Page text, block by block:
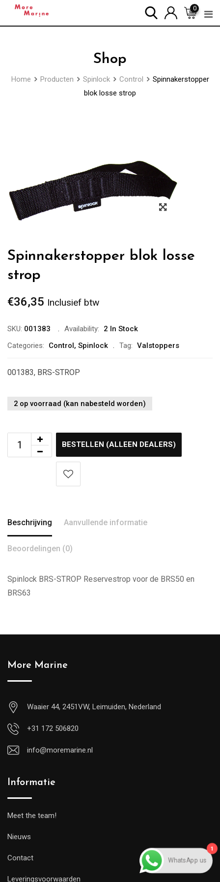
0
Shop
Home Producten Spinlock Control
Spinnakerstopper
blok losse strop
Zoom
Spinnakerstopper blok losse
strop
€36,35 Inclusief btw
SKU: 001383 Availability:
2 In Stock
Categories:
Control, Spinlock Tag: Valstoppers
001383, BRS-STROP
2 op voorraad (kan nabesteld worden)
BESTELLEN (ALLEEN DEALERS)
Beschrijving Aanvullende informatie
Beoordelingen (0)
Spinlock BRS-STROP Reservestrop voor de BRS50 en
BRS63
More Marine
Waaier 44, 2451VW, Leimuiden, Nederland
+31 172 506820
info@moremarine.nl
Informatie
Meet the team!
Nieuws
Contact
Leveringsvoorwaarden
WhatsApp us